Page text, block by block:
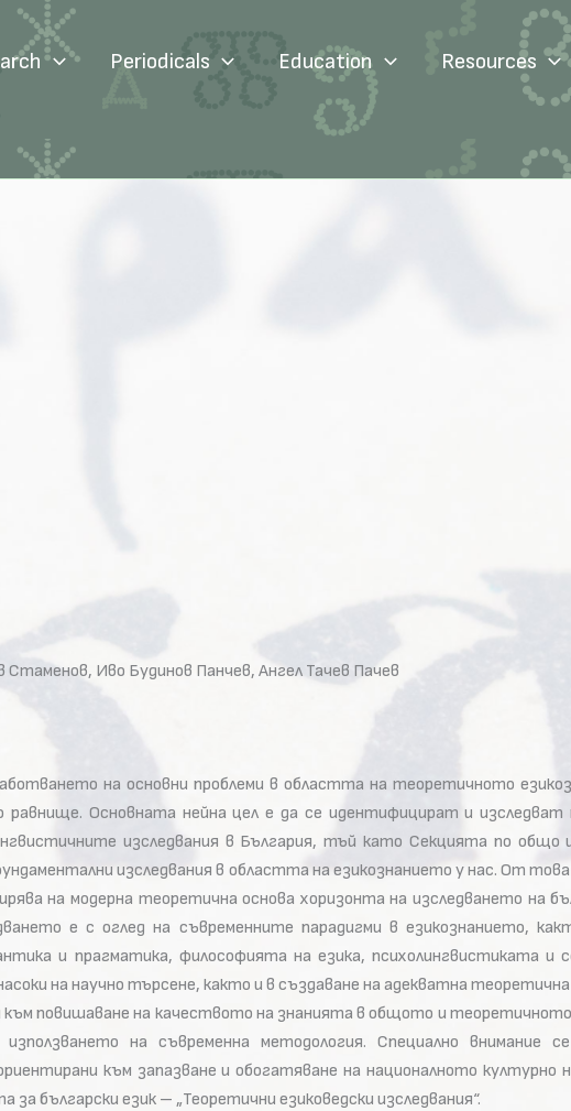
Periodicals Education Resources
Иво Будинов Панчев, Ангел Тачев Пачев
на основни проблеми в областта на теоретичното
равнище. Основната нейна цел е да се идентифицират и
изследвания в България, тъй като Секцията по общо
изследвания в областта на езикознанието у нас. От
на модерна теоретична основа хоризонта на изследването на
е с оглед на съвременните парадигми в езикознанието,
и прагматика, философията на езика, психолингвистиката и
на научно търсене, както и в създаване на адекватна теоретична
към повишаване на качеството на знанията в общото и
на съвременна методология. Специално внимание
към запазване и обогатяване на националното културно
български език – „Теоретични езиковедски изследвания“.